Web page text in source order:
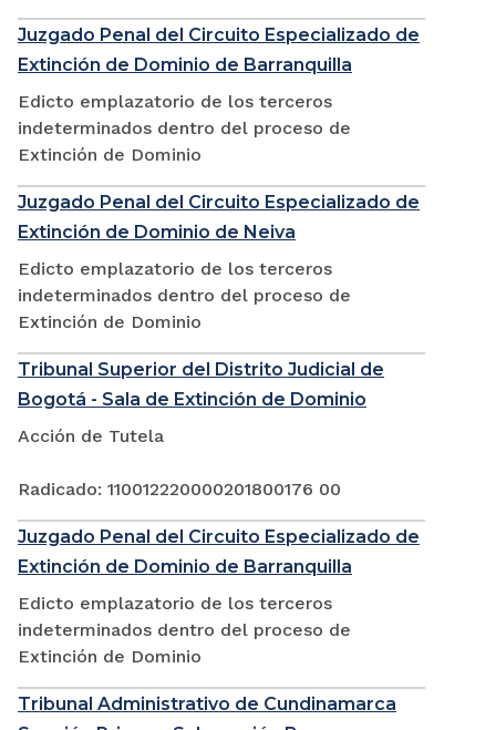
Juzgado Penal del Circuito Especializado de
Extinción de Dominio de Barranquilla
Edicto emplazatorio de los terceros
indeterminados dentro del proceso de
Extinción de Dominio
Juzgado Penal del Circuito Especializado de
Extinción de Dominio de Neiva
Edicto emplazatorio de los terceros
indeterminados dentro del proceso de
Extinción de Dominio
Tribunal Superior del Distrito Judicial de
Bogotá - Sala de Extinción de Dominio
Acción de Tutela
Radicado: 110012220000201800176 00
Juzgado Penal del Circuito Especializado de
Extinción de Dominio de Barranquilla
Edicto emplazatorio de los terceros
indeterminados dentro del proceso de
Extinción de Dominio
Tribunal Administrativo de Cundinamarca